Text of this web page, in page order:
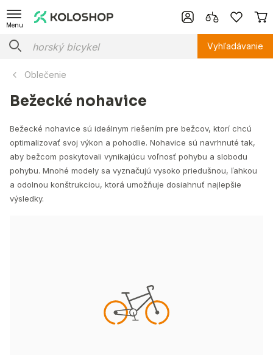
Menu
Vyhľadávanie
Oblečenie
Bežecké nohavice
Bežecké nohavice sú ideálnym riešením pre bežcov, ktorí chcú
optimalizovať svoj výkon a pohodlie. Nohavice sú navrhnuté tak,
aby bežcom poskytovali vynikajúcu voľnosť pohybu a slobodu
pohybu. Mnohé modely sa vyznačujú vysoko priedušnou, ľahkou
a odolnou konštrukciou, ktorá umožňuje dosiahnuť najlepšie
výsledky.